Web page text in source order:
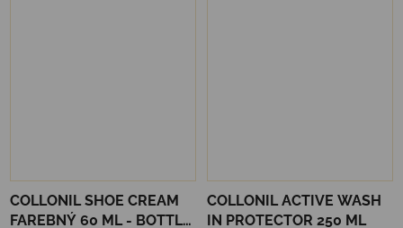
COLLONIL SHOE CREAM
FAREBNÝ 60 ML - BOTTLE
COLLONIL ACTIVE WASH
IN PROTECTOR 250 ML